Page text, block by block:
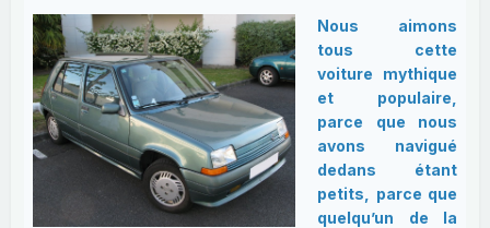
Nous aimons
tous cette
voiture mythique
et populaire,
parce que nous
avons navigué
dedans étant
petits, parce que
quelqu’un de la